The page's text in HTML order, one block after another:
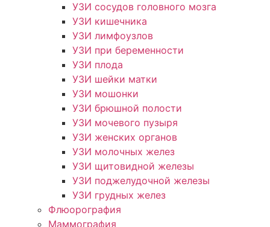
УЗИ сосудов головного мозга
УЗИ кишечника
УЗИ лимфоузлов
УЗИ при беременности
УЗИ плода
УЗИ шейки матки
УЗИ мошонки
УЗИ брюшной полости
УЗИ мочевого пузыря
УЗИ женских органов
УЗИ молочных желез
УЗИ щитовидной железы
УЗИ поджелудочной железы
УЗИ грудных желез
Флюорография
Маммография